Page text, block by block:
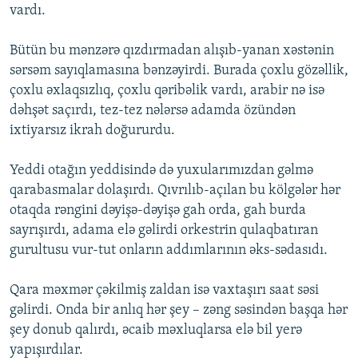
vardı.
Bütün bu mənzərə qızdırmadan alışıb-yanan xəstənin
sərsəm sayıqlamasına bənzəyirdi. Burada çoxlu gözəllik,
çoxlu əxlaqsızlıq, çoxlu qəribəlik vardı, arabir nə isə
dəhşət saçırdı, tez-tez nələrsə adamda özündən
ixtiyarsız ikrah doğururdu.
Yeddi otağın yeddisində də yuxularımızdan gəlmə
qarabasmalar dolaşırdı. Qıvrılıb-açılan bu kölgələr hər
otaqda rəngini dəyişə-dəyişə gah orda, gah burda
sayrışırdı, adama elə gəlirdi orkestrin qulaqbatıran
gurultusu vur-tut onların addımlarının əks-sədasıdı.
Qara məxmər çəkilmiş zaldan isə vaxtaşırı saat səsi
gəlirdi. Onda bir anlıq hər şey – zəng səsindən başqa hər
şey donub qalırdı, əcaib məxluqlarsa elə bil yerə
yapışırdılar.